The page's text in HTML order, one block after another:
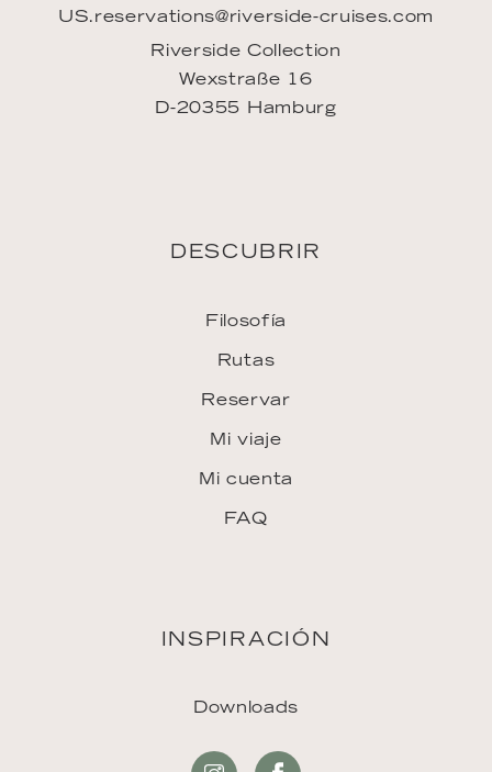
US.reservations@riverside-cruises.com
Riverside Collection
Wexstraße 16
D-20355 Hamburg
DESCUBRIR
Filosofía
Rutas
Reservar
Mi viaje
Mi cuenta
FAQ
INSPIRACIÓN
Downloads